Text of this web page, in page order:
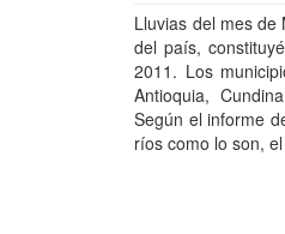
Lluvias del mes de
del país,
2011. Los
Antioquia,
Según el informe
ríos como lo son,